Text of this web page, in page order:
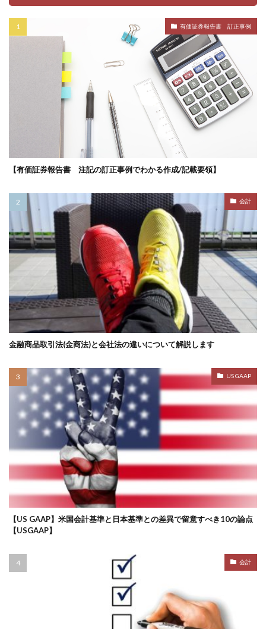
有価証券報告書 訂正事例
【有価証券報告書 注記の訂正事例でわかる作成/記載要領】
会計
金融商品取引法(金商法)と会社法の違いについて解説します
US GAAP
【US GAAP】米国会計基準と日本基準との差異で留意すべき10の論点
【USGAAP】
会計